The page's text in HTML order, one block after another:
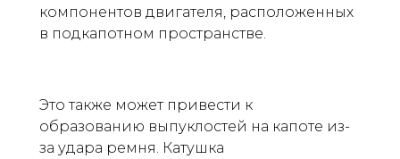
компонентов двигателя, расположенных
в подкапотном пространстве.
Это также может привести к
образованию выпуклостей на капоте из-
за удара ремня. Катушка